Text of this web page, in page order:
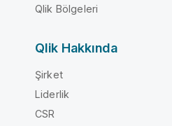
Qlik Bölgeleri
Qlik Hakkında
Şirket
Liderlik
CSR